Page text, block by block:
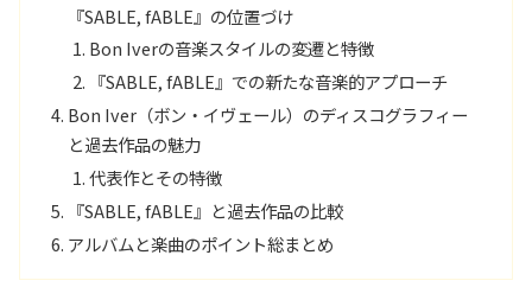
『SABLE, fABLE』の位置づけ
Bon Iverの音楽スタイルの変遷と特徴
『SABLE, fABLE』での新たな音楽的アプローチ
Bon Iver（ボン・イヴェール）のディスコグラフィー
と過去作品の魅力
代表作とその特徴
『SABLE, fABLE』と過去作品の比較
アルバムと楽曲のポイント総まとめ